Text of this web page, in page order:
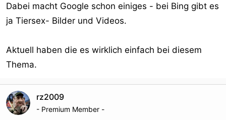
Dabei macht Google schon einiges - bei Bing gibt es
ja Tiersex- Bilder und Videos.
Aktuell haben die es wirklich einfach bei diesem
Thema.
rz2009
- Premium Member -